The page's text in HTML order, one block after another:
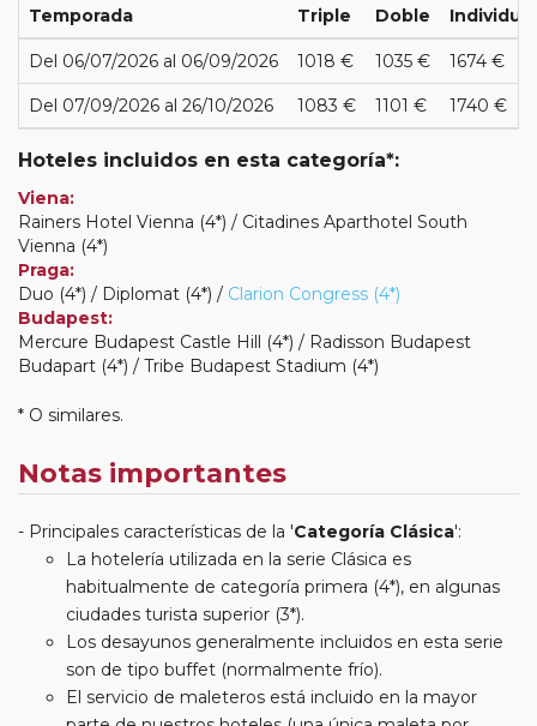
Temporada Triple Doble Individual
Del 06/07/2026 al 06/09/2026 1018 € 1035 € 1674 €
Del 07/09/2026 al 26/10/2026 1083 € 1101 € 1740 €
Hoteles incluidos en esta categoría*:
Viena:
Rainers Hotel Vienna (4*) / Citadines Aparthotel South
Vienna (4*)
Praga:
Duo (4*) / Diplomat (4*) / Clarion Congress (4*)
Budapest:
Mercure Budapest Castle Hill (4*) / Radisson Budapest
Budapart (4*) / Tribe Budapest Stadium (4*)
* O similares.
Notas importantes
Principales características de la 'Categoría Clásica':
La hotelería utilizada en la serie Clásica es
habitualmente de categoría primera (4*), en algunas
ciudades turista superior (3*).
Los desayunos generalmente incluidos en esta serie
son de tipo buffet (normalmente frío).
El servicio de maleteros está incluido en la mayor